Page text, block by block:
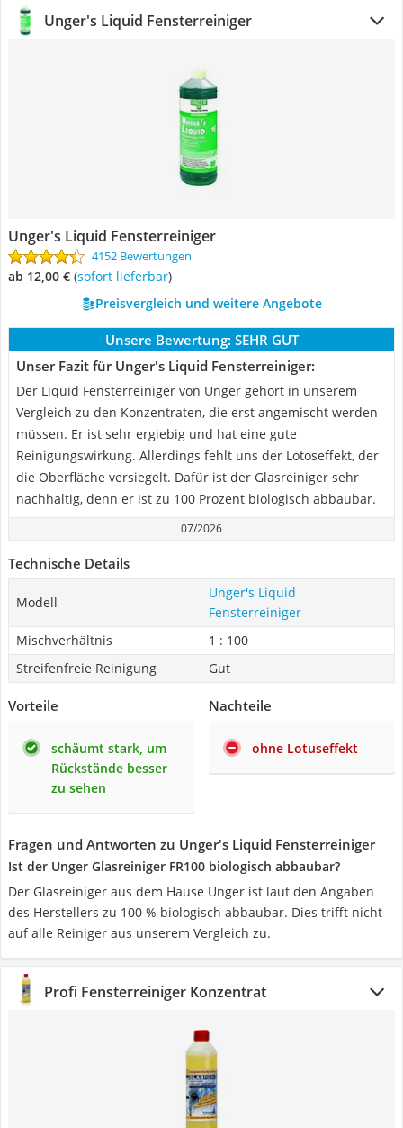
Unger's Liquid Fensterreiniger
Unger's Liquid Fensterreiniger
4152 Bewertungen
ab 12,00 € ( Sofort lieferbar)
Preisvergleich und weitere Angebote
Unsere Bewertung: SEHR GUT
Unser Fazit für Unger's Liquid Fensterreiniger:
Der Liquid Fensterreiniger von Unger gehört in unserem
Vergleich zu den Konzentraten, die erst angemischt werden
müssen. Er ist sehr ergiebig und hat eine gute
Reinigungswirkung. Allerdings fehlt uns der Lotoseffekt, der
die Oberfläche versiegelt. Dafür ist der Glasreiniger sehr
nachhaltig, denn er ist zu 100 Prozent biologisch abbaubar.
07/2026
Technische Details
Modell
Unger's Liquid
Fensterreiniger
Mischverhältnis
1 : 100
Streifenfreie Reinigung
Gut
Vorteile
schäumt stark, um
Rückstände besser
zu sehen
Nachteile
ohne Lotuseffekt
Fragen und Antworten zu Unger's Liquid Fensterreiniger
Ist der Unger Glasreiniger FR100 biologisch abbaubar?
Der Glasreiniger aus dem Hause Unger ist laut den Angaben
des Herstellers zu 100 % biologisch abbaubar. Dies trifft nicht
auf alle Reiniger aus unserem Vergleich zu.
Profi Fensterreiniger Konzentrat